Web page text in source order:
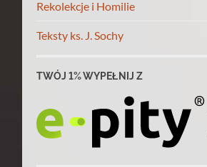
Rekolekcje i Homilie
Teksty ks. J. Sochy
TWÓJ 1% WYPEŁNIJ Z